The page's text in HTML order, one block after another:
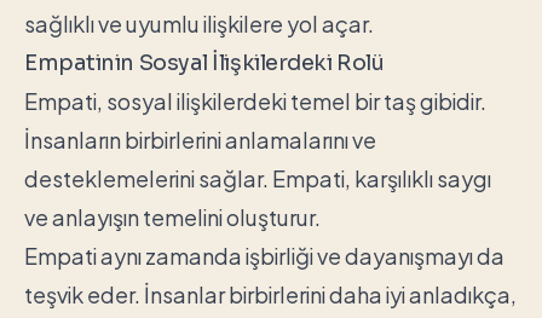
sağlıklı ve uyumlu ilişkilere yol açar.
Empatinin Sosyal İlişkilerdeki Rolü
Empati, sosyal ilişkilerdeki temel bir taş gibidir.
İnsanların birbirlerini anlamalarını ve
desteklemelerini sağlar. Empati, karşılıklı saygı
ve anlayışın temelini oluşturur.
Empati aynı zamanda işbirliği ve dayanışmayı da
teşvik eder. İnsanlar birbirlerini daha iyi anladıkça,